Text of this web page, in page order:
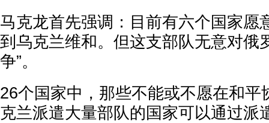
马克龙首先强调：目前有六个国家愿
到乌克兰维和。但这支部队无意对俄
争”。
26个国家中，那些不能或不愿在和平
克兰派遣大量部队的国家可以通过派